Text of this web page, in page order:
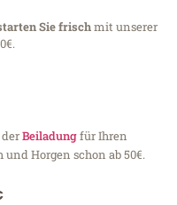
Sie frischmit unserer
derBeiladungfür Ihren
Horgen schon ab 50€.